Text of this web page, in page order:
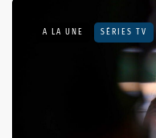
A LA UNE SÉRIES TV